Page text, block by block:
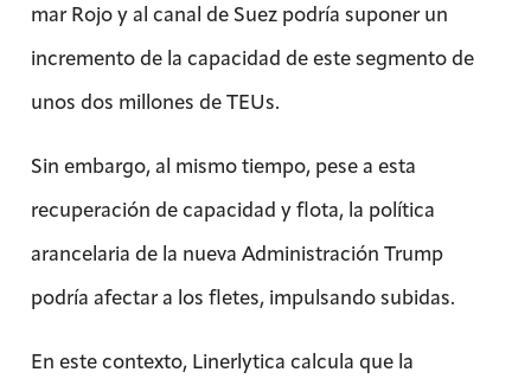
mar Rojo y al canal de Suez podría suponer un
incremento de la capacidad de este segmento de
unos dos millones de TEUs.
Sin embargo, al mismo tiempo, pese a esta
recuperación de capacidad y flota, la política
arancelaria de la nueva Administración Trump
podría afectar a los fletes, impulsando subidas.
En este contexto, Linerlytica calcula que la